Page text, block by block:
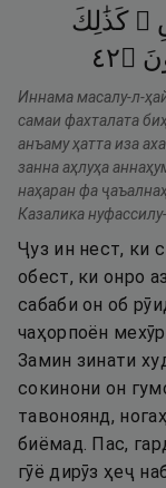
كَذَٰلِكَ
۝٢٤
Иннама масалу-л-
самаи фахталата
анъаму ҳатта иза
занна аҳлуҳа
наҳаран фа
Казалика
Ҷуз ин нест, ки
обест, ки онро
сабаби он об
чаҳорпоён
Замин зинати
сокинони он
тавоноянд,
биёмад. Пас,
гӯё дирӯз ҳеҷ